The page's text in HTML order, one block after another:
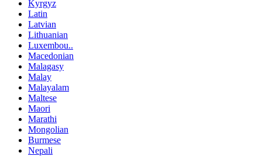
Kyrgyz
Latin
Latvian
Lithuanian
Luxembou..
Macedonian
Malagasy
Malay
Malayalam
Maltese
Maori
Marathi
Mongolian
Burmese
Nepali